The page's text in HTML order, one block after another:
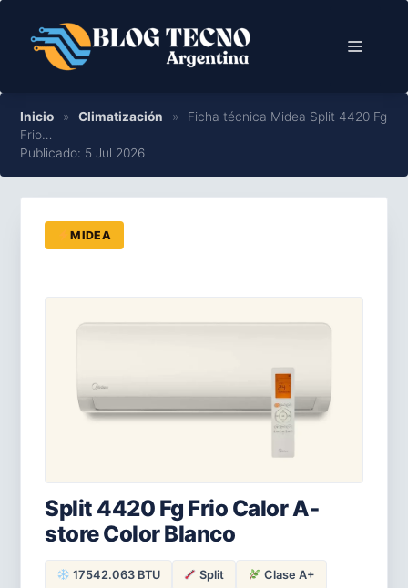
contenido
Menú
Inicio » Climatización »
Ficha técnica Midea Split 4420 Fg
Frio…
Publicado: 5 Jul 2026
MIDEA
Split 4420 Fg Frio Calor A-
store Color Blanco
17542.063 BTU Split Clase A+